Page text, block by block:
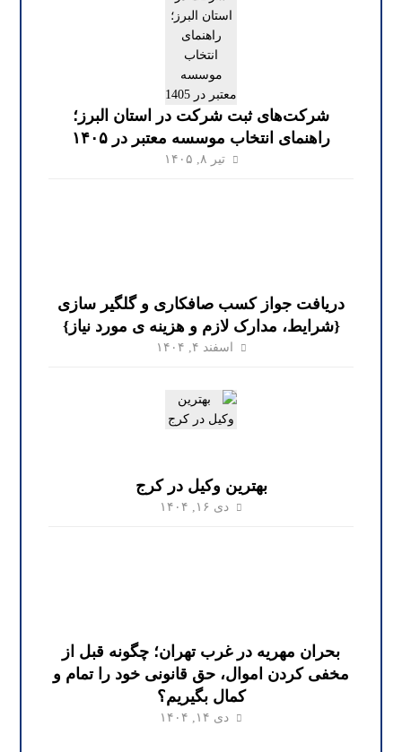
شرکت‌های ثبت شرکت در استان البرز؛
راهنمای انتخاب موسسه معتبر در ۱۴۰۵
تیر ۸, ۱۴۰۵
دریافت جواز کسب صافکاری و گلگیر سازی
{شرایط، مدارک لازم و هزینه ی مورد نیاز}
اسفند ۴, ۱۴۰۴
بهترین وکیل در کرج
دی ۱۶, ۱۴۰۴
بحران مهریه در غرب تهران؛ چگونه قبل از
مخفی کردن اموال، حق قانونی خود را تمام و
کمال بگیریم؟
دی ۱۴, ۱۴۰۴